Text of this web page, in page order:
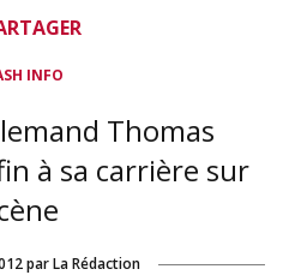
INFO
Thomas
à sa carrière sur
parLa Rédaction